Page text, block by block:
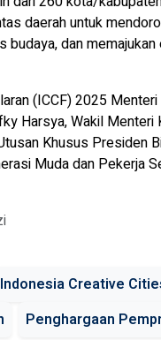
daerah untuk
budaya, dan
(ICCF) 2025
Harsya, Wakil Menteri
Khusus Presiden
Muda dan Pekerja
Indonesia Creative
Penghargaan